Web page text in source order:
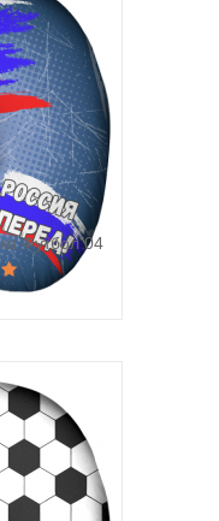
Футбол 04